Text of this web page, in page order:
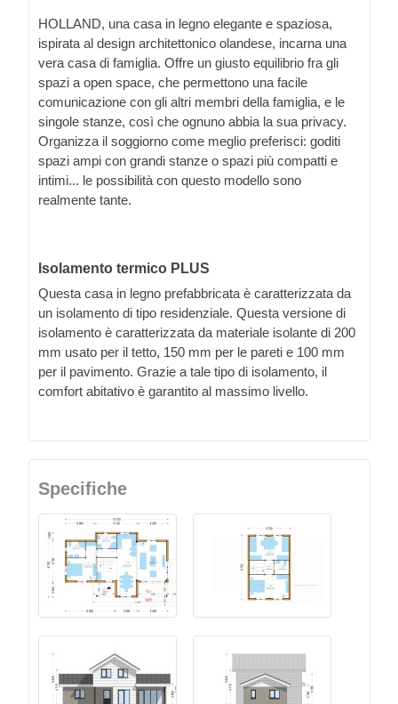
HOLLAND, una casa in legno elegante e spaziosa,
ispirata al design architettonico olandese, incarna una
vera casa di famiglia. Offre un giusto equilibrio fra gli
spazi a open space, che permettono una facile
comunicazione con gli altri membri della famiglia, e le
singole stanze, così che ognuno abbia la sua privacy.
Organizza il soggiorno come meglio preferisci: goditi
spazi ampi con grandi stanze o spazi più compatti e
intimi... le possibilità con questo modello sono
realmente tante.
Isolamento termico PLUS
Questa casa in legno prefabbricata è caratterizzata da
un isolamento di tipo residenziale. Questa versione di
isolamento è caratterizzata da materiale isolante di 200
mm usato per il tetto, 150 mm per le pareti e 100 mm
per il pavimento. Grazie a tale tipo di isolamento, il
comfort abitativo è garantito al massimo livello.
Specifiche